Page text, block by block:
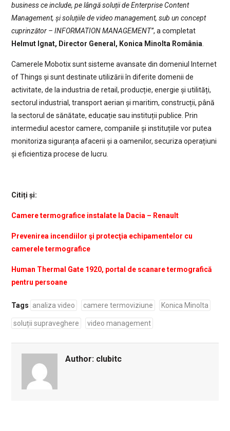
business ce include, pe lângă soluții de Enterprise Content
Management, și soluțiile de video management, sub un concept
cuprinzător – INFORMATION MANAGEMENT”, a completat
Helmut Ignat, Director General, Konica Minolta România
Camerele Mobotix sunt sisteme avansate din domeniul Internet
of Things și sunt destinate utilizării în diferite domenii de
activitate, de la industria de retail, producție, energie și utilități,
sectorul industrial, transport aerian și maritim, construcții, până
la sectorul de sănătate, educație sau instituții publice. Prin
intermediul acestor camere, companiile și instituțiile vor putea
monitoriza siguranța afacerii și a oamenilor, securiza operațiuni
și eficientiza procese de lucru.
Citiți și:
Camere termografice instalate la Dacia – Renault
Prevenirea incendiilor şi protecţia echipamentelor cu
camerele termografice
Human Thermal Gate 1920, portal de scanare termografică
pentru persoane
Tags analiza video camere termoviziune Konica Minolta
soluții supraveghere video management
Author: clubitc